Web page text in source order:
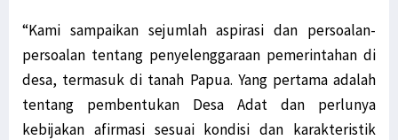
“Kami sampaikan sejumlah aspirasi dan persoalan-
persoalan tentang penyelenggaraan pemerintahan di
desa, termasuk di tanah Papua. Yang pertama adalah
tentang pembentukan Desa Adat dan perlunya
kebijakan afirmasi sesuai kondisi dan karakteristik